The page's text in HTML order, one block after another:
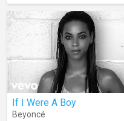
If I Were A Boy
Beyoncé